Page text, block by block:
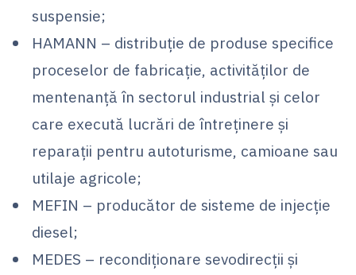
suspensie;
HAMANN – distribuție de produse specifice
proceselor de fabricație, activităților de
mentenanță în sectorul industrial și celor
care execută lucrări de întreținere și
reparații pentru autoturisme, camioane sau
utilaje agricole;
MEFIN – producător de sisteme de injecție
diesel;
MEDES – recondiționare sevodirecții și